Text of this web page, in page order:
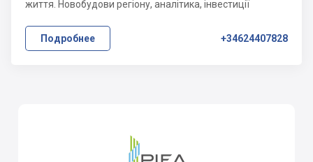
життя. Новобудови регіону, аналітика, інвестиції
Подробнее +34624407828